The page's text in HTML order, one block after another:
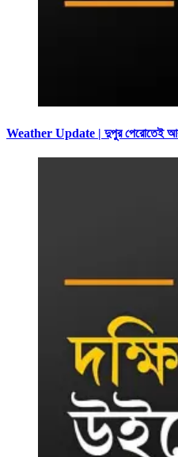
Weather Update | দুপুর পেরোতেই